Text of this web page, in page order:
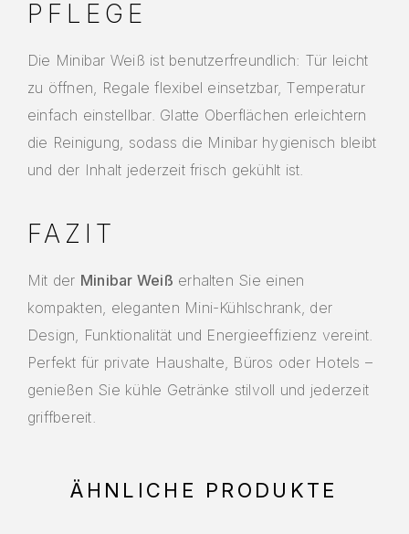
PFLEGE
Die Minibar Weiß ist benutzerfreundlich: Tür leicht
zu öffnen, Regale flexibel einsetzbar, Temperatur
einfach einstellbar. Glatte Oberflächen erleichtern
die Reinigung, sodass die Minibar hygienisch bleibt
und der Inhalt jederzeit frisch gekühlt ist.
FAZIT
Mit der Minibar Weiß erhalten Sie einen
kompakten, eleganten Mini-Kühlschrank, der
Design, Funktionalität und Energieeffizienz vereint.
Perfekt für private Haushalte, Büros oder Hotels –
genießen Sie kühle Getränke stilvoll und jederzeit
griffbereit.
ÄHNLICHE PRODUKTE